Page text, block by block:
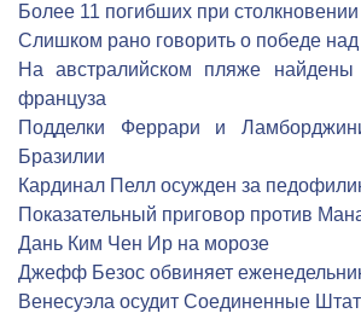
Более 11 погибших при
Слишком рано говорить о победе
На австралийском пляже найдены
француза
Подделки Феррари и
Бразилии
Кардинал Пелл осужден за
Показательный приговор против
Дань Ким Чен Ир на морозе
Джефф Безос обвиняет
Венесуэла осудит Соединенные